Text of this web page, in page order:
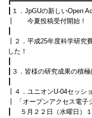
┃１．JpGUの新しいOpen
┃ 今夏投稿受付開始！
┃２．平成25年度科学研究
した！
┃３．皆様の研究成果の積
┃４．ユニオンU-04セッシ
┃ 「オープンアクセス電子
┃ ５月２２日（水曜日）